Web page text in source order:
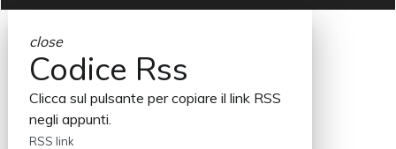
close
Codice Rss
Clicca sul pulsante per copiare il link RSS
negli appunti.
RSS link